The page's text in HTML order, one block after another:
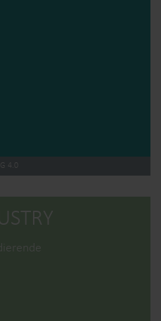
4.0